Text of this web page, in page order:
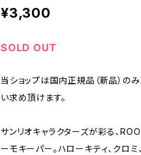
¥3,300
SOLD OUT
当ショップは国内正規品（新品）の
い求め頂けます。
サンリオキャラクターズが彩る、
ーモキーパー。ハローキティ、クロ